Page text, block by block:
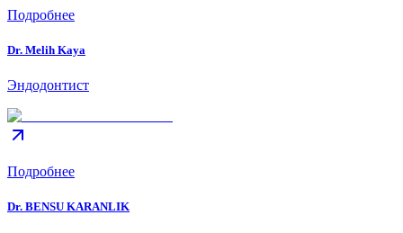
Подробнее
Dr. Melih Kaya
Эндодонтист
Подробнее
Dr. BENSU KARANLIK